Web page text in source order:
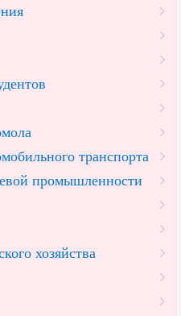
транспорта
промышленности
хозяйства